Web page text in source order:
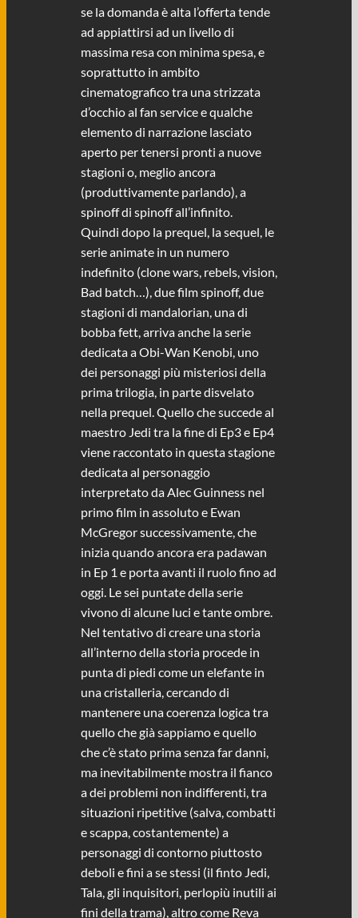
se la domanda è alta l’offerta tende
ad appiattirsi ad un livello di
massima resa con minima spesa, e
soprattutto in ambito
cinematografico tra una strizzata
d’occhio al fan service e qualche
elemento di narrazione lasciato
aperto per tenersi pronti a nuove
stagioni o, meglio ancora
(produttivamente parlando), a
spinoff di spinoff all’infinito.
Quindi dopo la prequel, la sequel, le
serie animate in un numero
indefinito (clone wars, rebels, vision,
Bad batch…), due film spinoff, due
stagioni di mandalorian, una di
bobba fett, arriva anche la serie
dedicata a Obi-Wan Kenobi, uno
dei personaggi più misteriosi della
prima trilogia, in parte disvelato
nella prequel. Quello che succede al
maestro Jedi tra la fine di Ep3 e Ep4
viene raccontato in questa stagione
dedicata al personaggio
interpretato da Alec Guinness nel
primo film in assoluto e Ewan
McGregor successivamente, che
inizia quando ancora era padawan
in Ep 1 e porta avanti il ruolo fino ad
oggi. Le sei puntate della serie
vivono di alcune luci e tante ombre.
Nel tentativo di creare una storia
all’interno della storia procede in
punta di piedi come un elefante in
una cristalleria, cercando di
mantenere una coerenza logica tra
quello che già sappiamo e quello
che c’è stato prima senza far danni,
ma inevitabilmente mostra il fianco
a dei problemi non indifferenti, tra
situazioni ripetitive (salva, combatti
e scappa, costantemente) a
personaggi di contorno piuttosto
deboli e fini a se stessi (il finto Jedi,
Tala, gli inquisitori, perlopiù inutili ai
fini della trama), altro come Reva